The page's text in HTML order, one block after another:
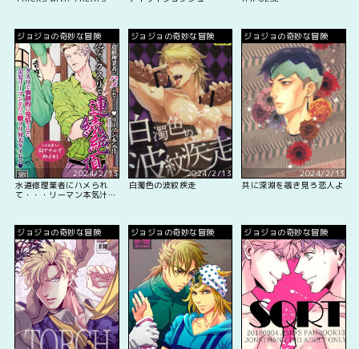
ジョジョの奇妙な冒険
2024/2/13
水道修理業者にハメられ
て・・・リーマン本気汁
ジョジョの奇妙な冒険
2024/2/13
白濁色の波紋疾走
ジョジョの奇妙な冒険
2024/2/13
共に深淵を覗き見ろ恋人よ
ジョジョの奇妙な冒険 ジョジョの奇妙な冒険 ジョジョの奇妙な冒険